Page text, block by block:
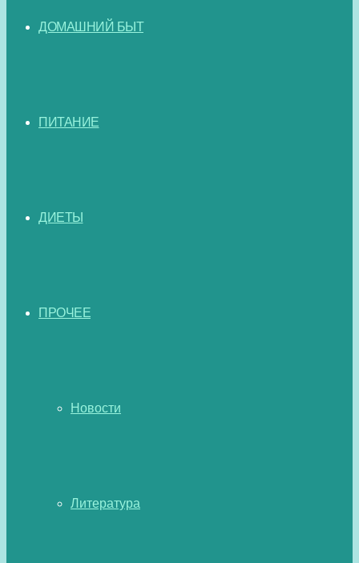
ДОМАШНИЙ БЫТ
ПИТАНИЕ
ДИЕТЫ
ПРОЧЕЕ
Новости
Литература